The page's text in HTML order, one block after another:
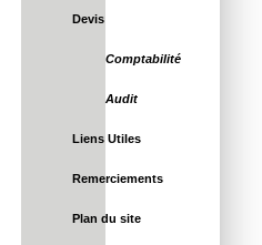
Devis
Comptabilité
Audit
Liens Utiles
Remerciements
Plan du site